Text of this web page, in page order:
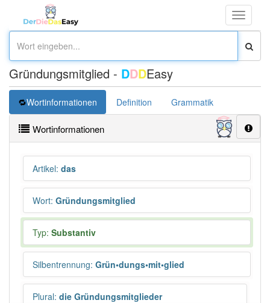
Toggle
Gründungsmitglied - DDDEasy
Wortinformationen Definition Grammatik
Wortinformationen
Artikel: das
Wort: Gründungsmitglied
Typ: Substantiv
Silbentrennung: Grün•dungs•mit•glied
Plural: die Gründungsmitglieder